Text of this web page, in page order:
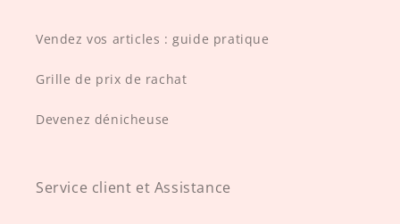
Vendez vos articles : guide pratique
Grille de prix de rachat
Devenez dénicheuse
Service client et Assistance